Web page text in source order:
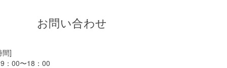
お問い合わせ
間]
：00〜18：00